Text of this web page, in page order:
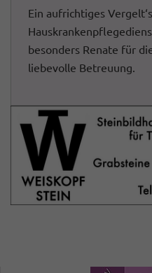
Ein aufrichtiges
besonders Renate für
liebevolle Betreuung.